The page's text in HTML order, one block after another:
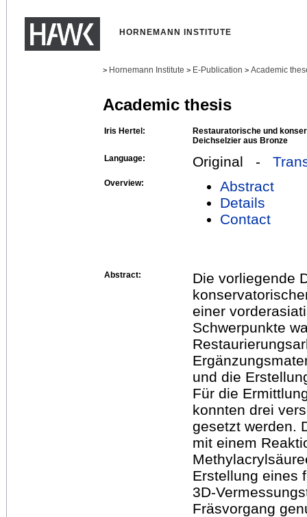
HORNEMANN INSTITUTE
> Hornemann Institute > E-Publication > Academic
Academic thesis
Iris Hertel:
Restauratorische und
Deichselzier aus Bronze
Language:
Original -
Overview:
Abstract
Details
Contact
Abstract:
Die vorliegende
einer
Schwerpunkte
und die
Für die
konnten drei
gesetzt werden.
mit einem
Erstellung eines
3D-
Fräsvorgang